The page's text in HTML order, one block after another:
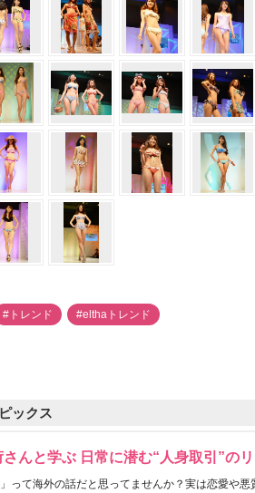
#トレンド #elthaトレンド
ックス
さんと学ぶ 日常に潜む“人身取引”の
」って海外の話だと思ってませんか？実は恋愛や